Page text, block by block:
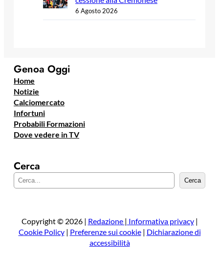
6 Agosto 2026
Genoa Oggi
Home
Notizie
Calciomercato
Infortuni
Probabili Formazioni
Dove vedere in TV
Cerca
e
a
Cerca
Copyright © 2026 | Redazione | Informativa privacy|
Cookie Policy| Preferenze sui cookie| Dichiarazione di
accessibilità